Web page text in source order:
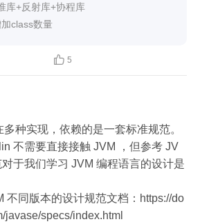
库+反射库+协程库
class数量
 5
种实现，依赖的是一套标准规范。
不需要直接接触 JVM ，但参考 JV
于我们学习 JVM 编程语言的设计是
不同版本的设计规范文档：https://do
javase/specs/index.html